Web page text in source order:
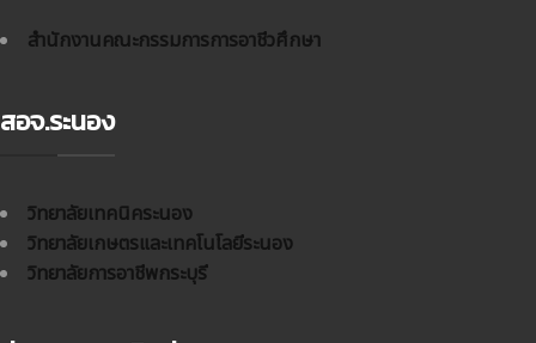
สำนักงานคณะกรรมการการอาชีวศึกษา
สอจ.ระนอง
วิทยาลัยเทคนิคระนอง
วิทยาลัยเกษตรและเทคโนโลยีระนอง
วิทยาลัยการอาชีพกระบุรี